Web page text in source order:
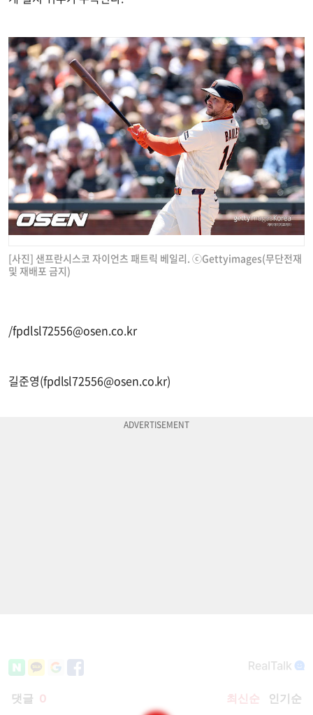
[사진] 샌프란시스코 자이언츠 패트릭 베일리. ⓒGettyimages(무단전재
및 재배포 금지)
/fpdlsl72556@osen.co.kr
길준영(fpdlsl72556@osen.co.kr)